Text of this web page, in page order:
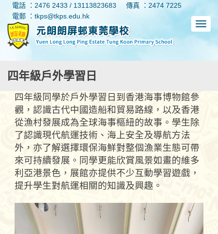
電話 ：2476 2433 / 13113823683
傳真 ：2474 7225
電郵 ：tkps@tkps.edu.hk
四年級戶外學習日
四年級同學於戶外學習日到香港海事博物館參
觀，認識古代中國造船和貿易路線，以及香港
從漁村發展成為全球海事樞紐的故事。學生除
了認識現代航運技術、海上安全及導航方法
外，亦了解選擇環保海鮮對整個漁業生態可帶
來可持續發展。同學更能欣賞風景如畫的維多
利亞港景色，展館亦提供不少互動學習遊戲，
提升學生對航運相關的知識及興趣。